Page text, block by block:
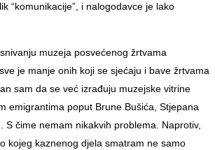
“komunikacije”, i nalogodavce je lako
muzeja posvećenog žrtvama
je manje onih koji se sjećaju i bave žrtvama
sam da se već izrađuju muzejske vitrine
emigrantima poput Brune Bušića, Stjepana
čime nemam nikakvih problema. Naprotiv,
kojeg kaznenog djela smatram ne samo